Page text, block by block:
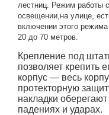
лестниц. Режим работы
освещении,на улице,
включении этого
20 до 70 метров.
Крепление под
позволяет крепить
корпус — весь
протекторную
накладки
падениях и ударах.